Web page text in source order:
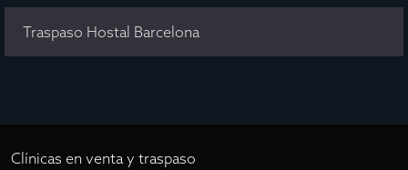
Traspaso Hostal Barcelona
Clínicas en venta y traspaso